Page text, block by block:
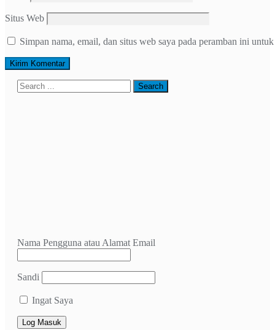
Situs Web
Simpan nama, email, dan situs web saya pada peramban ini
Nama Pengguna atau Alamat Email
Sandi
Ingat Saya